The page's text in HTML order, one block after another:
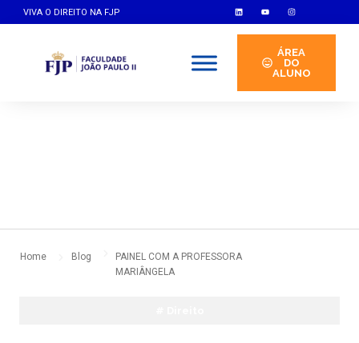
VIVA O DIREITO NA FJP
ÁREA
DO
ALUNO
Home Blog
PAINEL COM A PROFESSORA
MARIÂNGELA